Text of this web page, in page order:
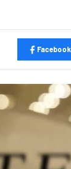
Facebook